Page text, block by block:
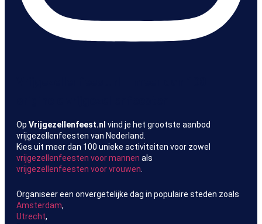
Op Vrijgezellenfeest.nl vind je het grootste aanbod
vrijgezellenfeesten van Nederland.
Kies uit meer dan 100 unieke activiteiten voor zowel
vrijgezellenfeesten voor mannen als
vrijgezellenfeesten voor vrouwen
Organiseer een onvergetelijke dag in populaire steden zoals
Amsterdam,
Utrecht,